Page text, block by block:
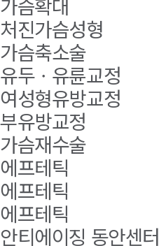
가슴확대
처진가슴성형
가슴축소술
유두ㆍ유륜교정
여성형유방교정
부유방교정
가슴재수술
에프테틱
에프테틱
에프테틱
안티에이징 동안센터